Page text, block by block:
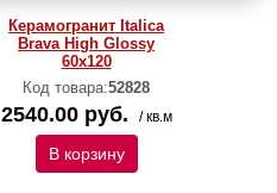
Керамогранит Italica
Brava High Glossy
60х120
Код товара:52828
2540.00 руб. / кв.м
В корзину